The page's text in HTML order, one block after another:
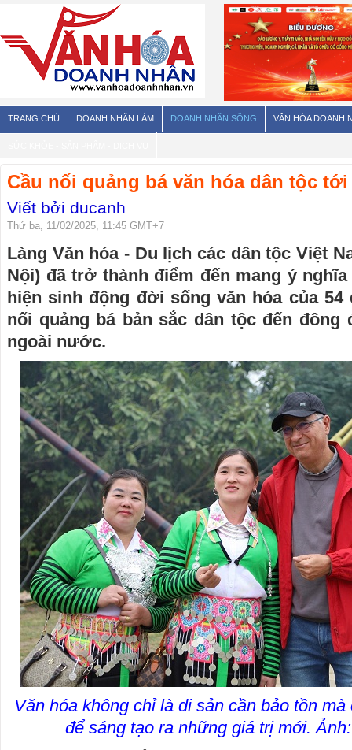
TRANG CHỦ DOANH NHÂN LÀM DOANH NHÂN SỐNG VĂN HÓA DOANH
Cầu nối quảng bá văn hóa dân tộc
Viết bởi ducanh
Thứ ba, 11/02/2025, 11:45 GMT+7
Làng Văn hóa - Du lịch các dân tộc Việt
Nội) đã trở thành điểm đến mang ý
hiện sinh động đời sống văn hóa của 54
nối quảng bá bản sắc dân tộc đến đông
ngoài nước.
Văn hóa không chỉ là di sản cần bảo tồn
để sáng tạo ra những giá trị mới.